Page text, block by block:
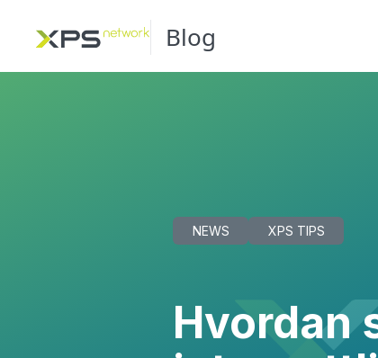
Blog
NEWS XPS TIPS
Hvordan